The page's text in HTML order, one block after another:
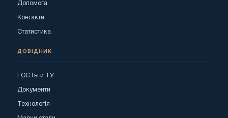
Допомога
Контакти
Статистика
ДОВІДНИК
ГОСТы и ТУ
Документи
Технологія